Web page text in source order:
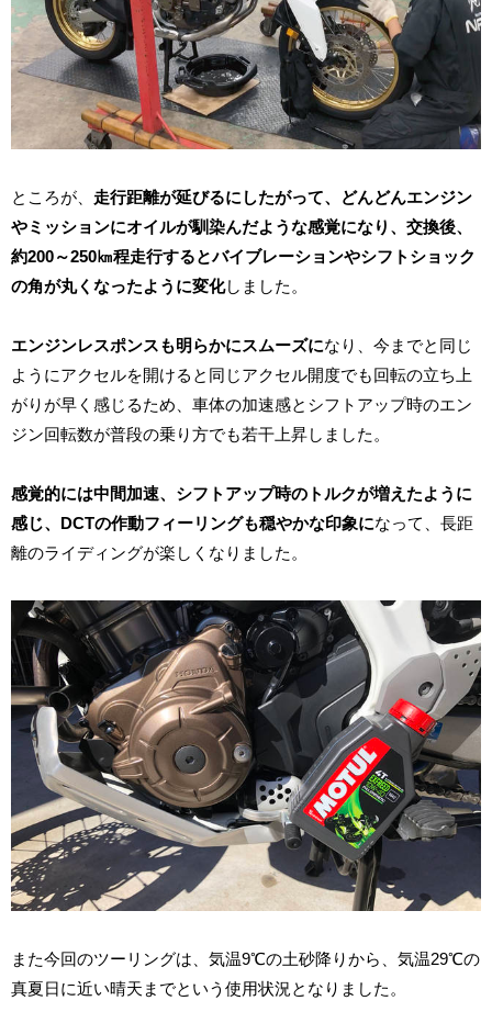
ところが、 走行距離が延びるにしたがって、どんどんエンジン
やミッションにオイルが馴染んだような感覚になり、交換後、
約200～250㎞程走行するとバイブレーションやシフトショック
の角が丸くなったように変化しました。
エンジンレスポンスも明らかにスムーズになり、今までと同じ
ようにアクセルを開けると同じアクセル開度でも回転の立ち上
がりが早く感じるため、車体の加速感とシフトアップ時のエン
ジン回転数が普段の乗り方でも若干上昇しました。
感覚的には中間加速、シフトアップ時のトルクが増えたように
感じ、DCTの作動フィーリングも穏やかな印象になって、長距
離のライディングが楽しくなりました。
また今回のツーリングは、気温9℃の土砂降りから、気温29℃の
真夏日に近い晴天までという使用状況となりました。